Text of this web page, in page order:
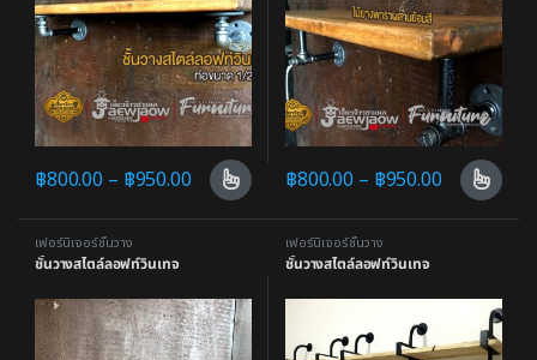
฿800.00 – ฿950.00 ฿800.00 – ฿950.00
เฟอร์นิเจอร์ชั้นวาง
ชั้นวางสไตล์ลอฟท์วินเทจ
เฟอร์นิเจอร์ชั้นวาง
ชั้นวางสไตล์ลอฟท์วินเทจ